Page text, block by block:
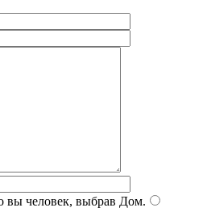
вы человек, выбрав Дом.